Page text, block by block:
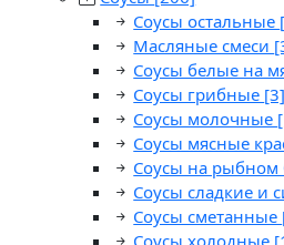
Соусы остальные
Масляные смеси
Соусы белые на
Соусы грибные [3]
Соусы молочные
Соусы мясные
Соусы на рыбном
Соусы сладкие и
Соусы сметанные